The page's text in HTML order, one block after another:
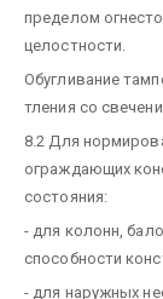
пределом
целостности.
Обугливание
тления со
8.2 Для
ограждающих
состояния:
- для колонн,
способности
- для наружных